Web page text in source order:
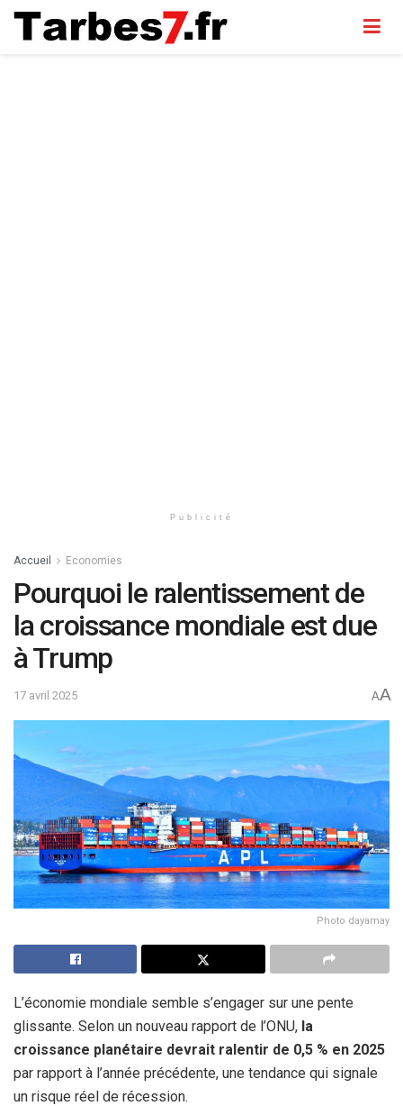
Publicité
Accueil Economies
Pourquoi le ralentissement de
la croissance mondiale est due
à Trump
17 avril 2025 AA
Photo dayamay
L’économie mondiale semble s’engager sur une pente
glissante. Selon un nouveau rapport de l’ONU, la
croissance planétaire devrait ralentir de 0,5 % en 2025
par rapport à l’année précédente, une tendance qui signale
un risque réel de récession.